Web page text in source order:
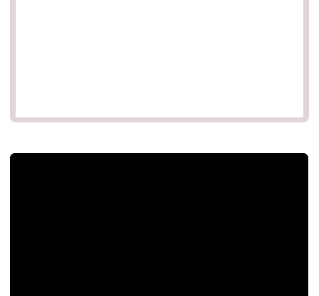
官方Youtube影片